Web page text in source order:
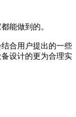
能做到的。
合用户提出的一些
设计的更为合理实